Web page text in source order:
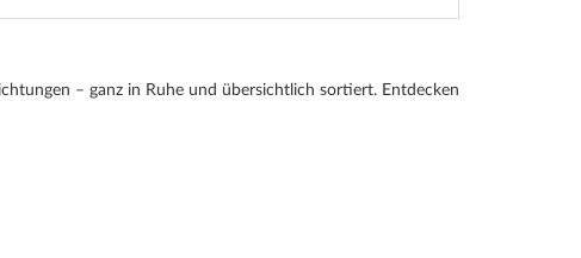
– ganz in Ruhe und übersichtlich sortiert. Entdecken